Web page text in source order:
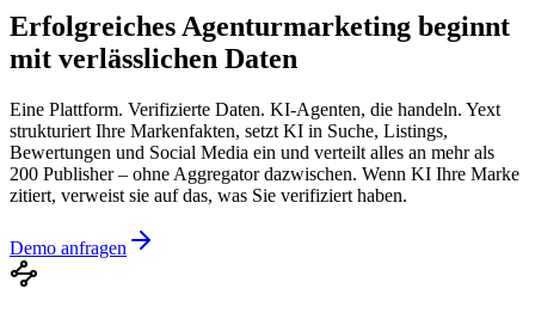
Erfolgreiches Agenturmarketing beginnt
mit verlässlichen Daten
Eine Plattform. Verifizierte Daten. KI-Agenten, die handeln. Yext
strukturiert Ihre Markenfakten, setzt KI in Suche, Listings,
Bewertungen und Social Media ein und verteilt alles an mehr als
200 Publisher – ohne Aggregator dazwischen. Wenn KI Ihre Marke
zitiert, verweist sie auf das, was Sie verifiziert haben.
Demo anfragen